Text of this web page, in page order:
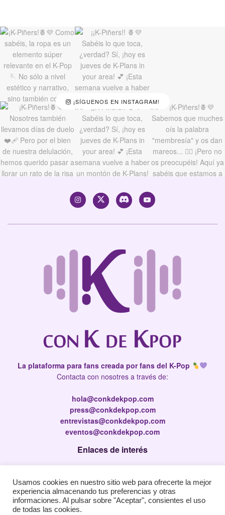
¡SÍGUENOS EN INSTAGRAM!
La plataforma para fans creada por fans del K-Pop
Contacta con nosotres a través de:
hola@conkdekpop.com
press@conkdekpop.com
entrevistas@conkdekpop.com
eventos@conkdekpop.com
Enlaces de interés
Política de privacidad
Política de Cookies
Usamos cookies en nuestro sitio web para ofrecerte la mejor
experiencia almacenando tus preferencias y otras
informaciones. Al pulsar sobre "Aceptar", consientes el uso
de todas las cookies.